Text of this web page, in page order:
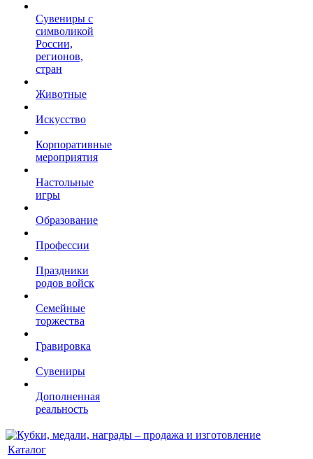
Сувениры с
символикой
России,
регионов,
стран
Животные
Искусство
Корпоративные
мероприятия
Настольные
игры
Образование
Профессии
Праздники
родов войск
Семейные
торжества
Гравировка
Сувениры
Дополненная
реальность
Каталог